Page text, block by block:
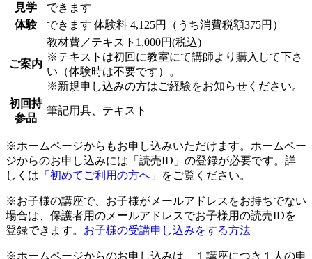
見学
できます
体験
できます 体験料 4,125円（うち消費税額375円）
ご案内
教材費／テキスト1,000円(税込)
※テキストは初回に教室にて講師より購入して下さ
い（体験時は不要です）。
※新規申し込みの方はご経験をお知らせください。
初回持
参品
筆記用具、テキスト
※ホームページからもお申し込みいただけます。ホームペー
ジからのお申し込みには「読売ID」の登録が必要です。詳
しくは 「初めてご利用の方へ」 をご覧ください。
※お子様の講座で、お子様がメールアドレスをお持ちでない
場合は、保護者用のメールアドレスでお子様用の読売IDを
登録できます。 お子様の受講申し込みをする方法
※ホームページからのお申し込みは、１講座につき１人の申